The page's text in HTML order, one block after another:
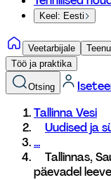
Keel: Eesti
Veetarbijale
Töö ja praktika
Otsing
Tallinna Vesi
Uudised ja
...
Tallinnas,
päevadel